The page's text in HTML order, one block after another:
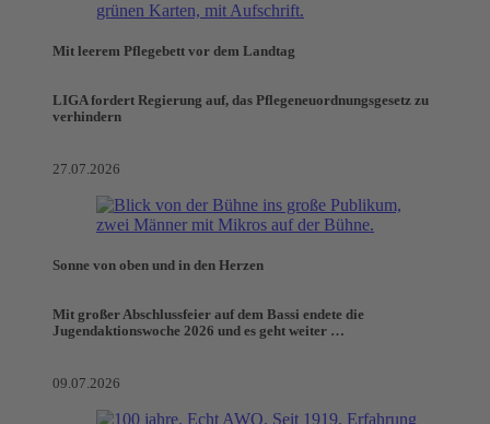
Mit leerem Pflegebett vor dem Landtag
LIGA fordert Regierung auf, das Pflegeneuordnungsgesetz zu
verhindern
27.07.2026
Sonne von oben und in den Herzen
Mit großer Abschlussfeier auf dem Bassi endete die
Jugendaktionswoche 2026 und es geht weiter …
09.07.2026